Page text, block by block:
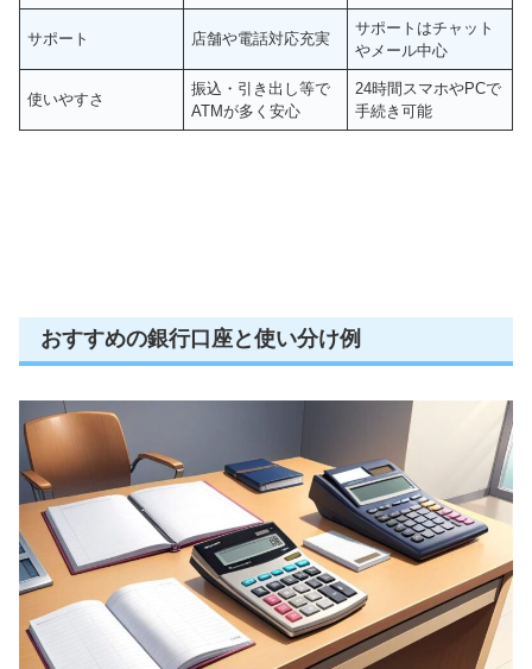
サポート 店舗や電話対応充実
サポートはチャット
やメール中心
使いやすさ
振込・引き出し等で
ATMが多く安心
24時間スマホやPCで
手続き可能
おすすめの銀行口座と使い分け例